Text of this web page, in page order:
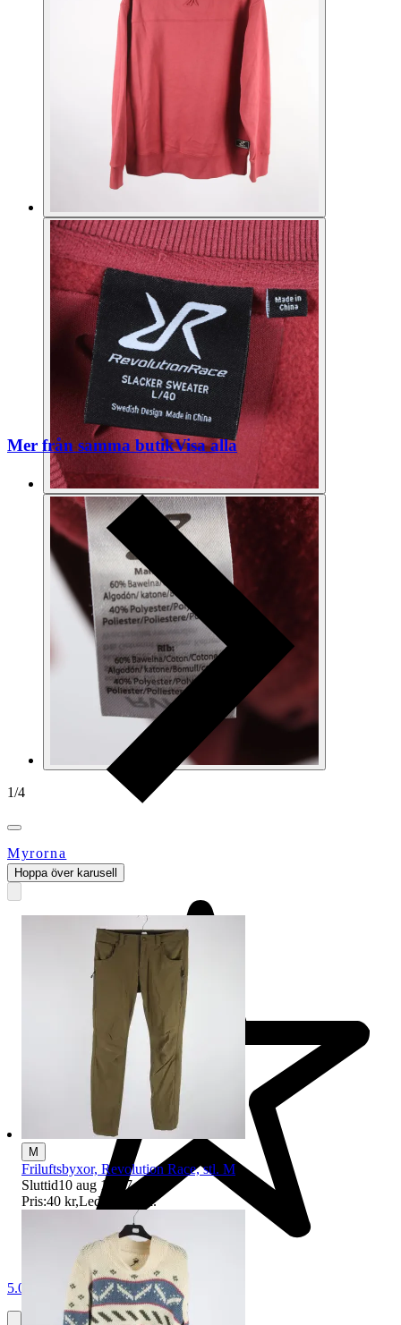
1/4
Myrorna
5.0
Mer från samma butikVisa alla
Hoppa över karusell
M
Friluftsbyxor, Revolution Race, stl. M
Sluttid10 aug 18:47.
Pris:40 kr,Ledande bud.